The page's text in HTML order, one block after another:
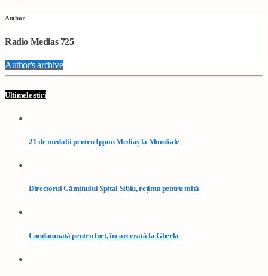
Author
Radio Medias 725
Author's archive
Ultimele știri
21 de medalii pentru Ippon Mediaș la Mondiale
Directorul Căminului Spital Sibiu, reținut pentru mită
Condamnată pentru furt, încarcerată la Gherla